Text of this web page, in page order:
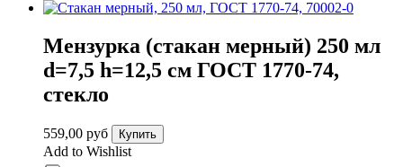
Мензурка (стакан мерный) 250 мл
d=7,5 h=12,5 см ГОСТ 1770-74,
стекло
559,00 руб Купить
Add to Wishlist